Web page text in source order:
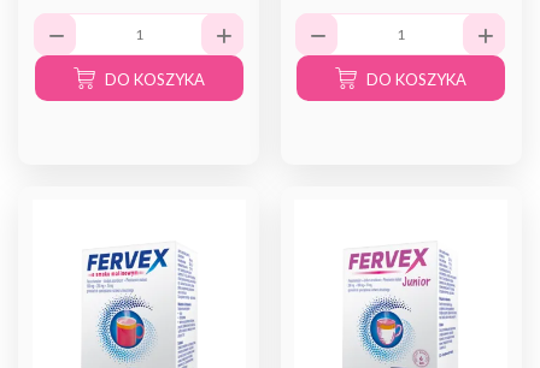
DO KOSZYKA DO KOSZYKA